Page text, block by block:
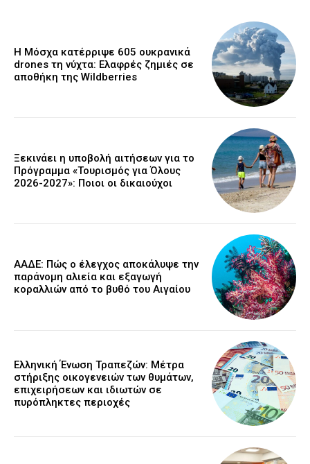
Η Μόσχα κατέρριψε 605 ουκρανικά
drones τη νύχτα: Ελαφρές ζημιές σε
αποθήκη της Wildberries
Ξεκινάει η υποβολή αιτήσεων για το
Πρόγραμμα «Τουρισμός για Όλους
2026-2027»: Ποιοι οι δικαιούχοι
ΑΑΔΕ: Πώς ο έλεγχος αποκάλυψε την
παράνομη αλιεία και εξαγωγή
κοραλλιών από το βυθό του Αιγαίου
Ελληνική Ένωση Τραπεζών: Μέτρα
στήριξης οικογενειών των θυμάτων,
επιχειρήσεων και ιδιωτών σε
πυρόπληκτες περιοχές